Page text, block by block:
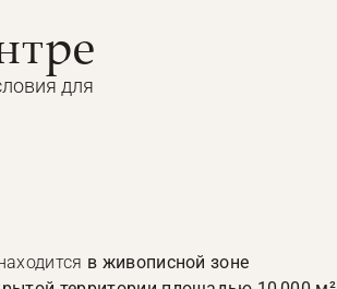
для
в живописной зоне